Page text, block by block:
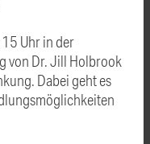
Uhr in der
von Dr. Jill Holbrook
Dabei geht es